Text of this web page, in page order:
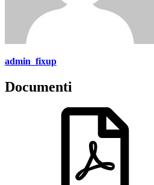
admin_fixup
Documenti